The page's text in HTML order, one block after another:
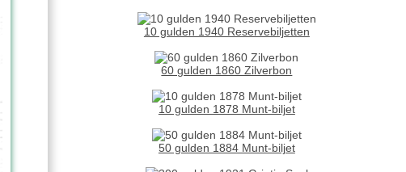
10 gulden 1940 Reservebiljetten
60 gulden 1860 Zilverbon
10 gulden 1878 Munt-biljet
50 gulden 1884 Munt-biljet